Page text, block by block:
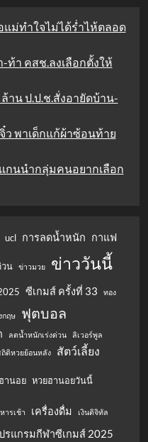
แม่ทำใจไม่ได้ร่ำไห้ตลอด
ท้า คสช.ลงเลือกตั้งให้
าน ป.ป.ช.สั่งอายัดบ้าน-
ว พาเด็กแก้ผ้าซ้อนท้าย
กนนำกลุ่มคนอยากเลือก
ucl การลดน้ำหนัก กาแฟ
น ข่าวมวย ข่าววันนี้
ซีเกมส์ ครั้งที่ 33 ทอง
กฤษ ฟุตบอล
ลดน้ำหนักเร่งด่วน
ลิเวอร์พูล
ติหวยย้อนหลัง สัตว์เลี้ยง
านอย หวยฮานอยวันนี้
ารเช้า เครื่องดื่ม เงินดิจิทัล
รแกรมกีฬาซีเกมส์ 2025